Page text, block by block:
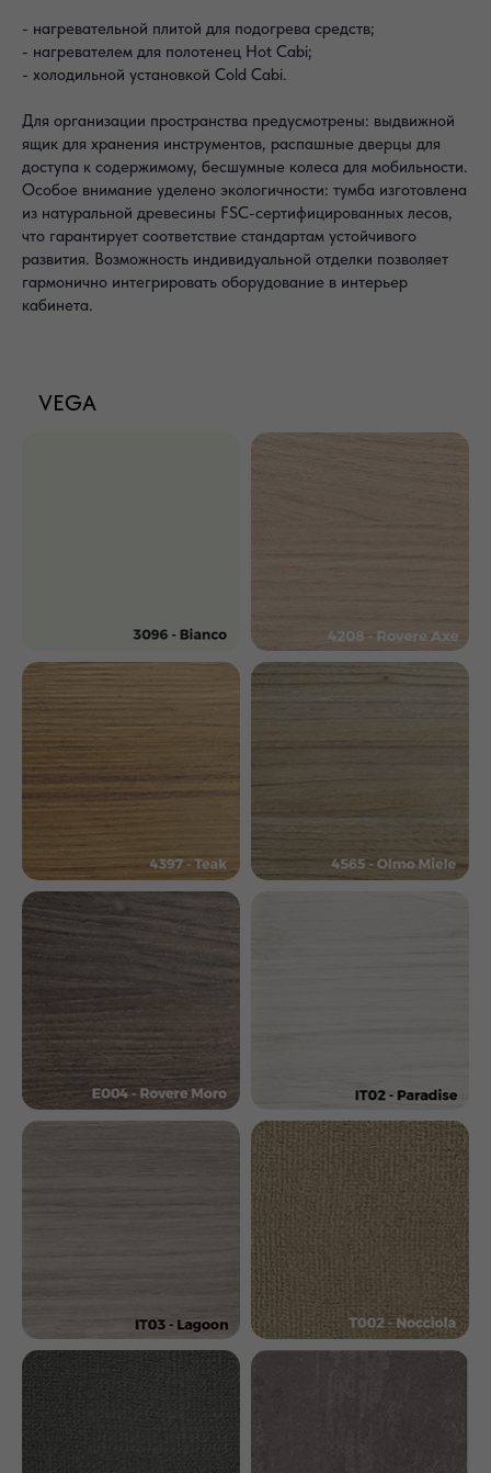
- нагревательной плитой для подогрева средств;
- нагревателем для полотенец Hot Cabi;
- холодильной установкой Cold Cabi.
Для организации пространства предусмотрены: выдвижной
ящик для хранения инструментов, распашные дверцы для
доступа к содержимому, бесшумные колеса для мобильности.
Особое внимание уделено экологичности: тумба изготовлена
из натуральной древесины FSC-сертифицированных лесов,
что гарантирует соответствие стандартам устойчивого
развития. Возможность индивидуальной отделки позволяет
гармонично интегрировать оборудование в интерьер
кабинета.
VEGA
Оформите заявку на сайте и получите
индивидуальный расчет стоимости, подбор
оборудования, возможности персонализации
для вашего спа-центра, клиники или салона
красоты.